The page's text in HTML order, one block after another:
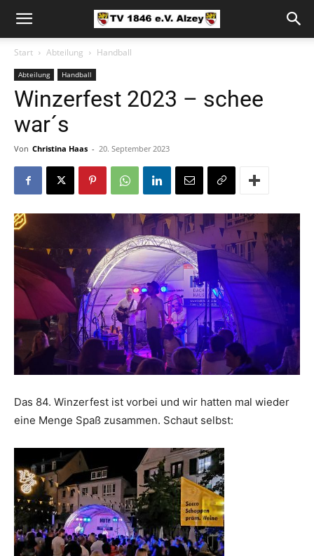
Start Abteilung Handball
Abteilung Handball
Winzerfest 2023 – schee
war´s
Von Christina Haas - 20. September 2023
Das 84. Winzerfest ist vorbei und wir hatten mal wieder
eine Menge Spaß zusammen. Schaut selbst: